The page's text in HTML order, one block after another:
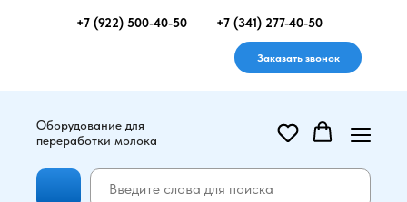
+7 (922) 500-40-50 +7 (341) 277-40-50
Заказать звонок
Оборудование для
переработки молока